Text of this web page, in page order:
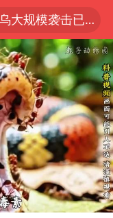
俄称边境州遭乌大规模袭击已致13伤
航班388架次
于东来回应胖东来近25年老店年底关闭
浙江省委书记：该停下的坚决停下来
中国籍豪华游艇富商之子在泰国被杀
京津冀暴雨
国者拦截导弹
国足U17与阿森纳决赛取消 并列冠军
01:56